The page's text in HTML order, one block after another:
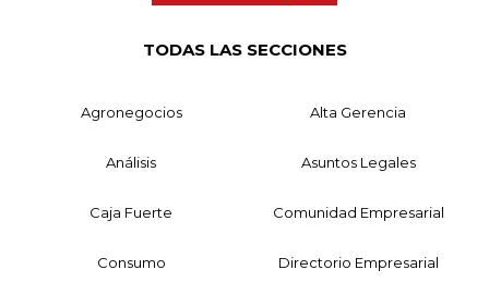
TODAS LAS SECCIONES
Agronegocios Alta Gerencia
Análisis Asuntos Legales
Caja Fuerte Comunidad Empresarial
Consumo Directorio Empresarial